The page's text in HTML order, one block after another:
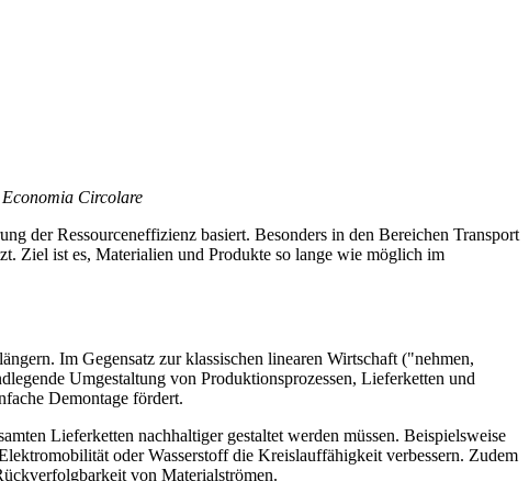
Circolare
der Ressourceneffizienz basiert. Besonders in den Bereichen Transport
Ziel ist es, Materialien und Produkte so lange wie möglich im
Im Gegensatz zur klassischen linearen Wirtschaft ("nehmen,
Umgestaltung von Produktionsprozessen, Lieferketten und
Demontage fördert.
Lieferketten nachhaltiger gestaltet werden müssen. Beispielsweise
oder Wasserstoff die Kreislauffähigkeit verbessern. Zudem
von Materialströmen.